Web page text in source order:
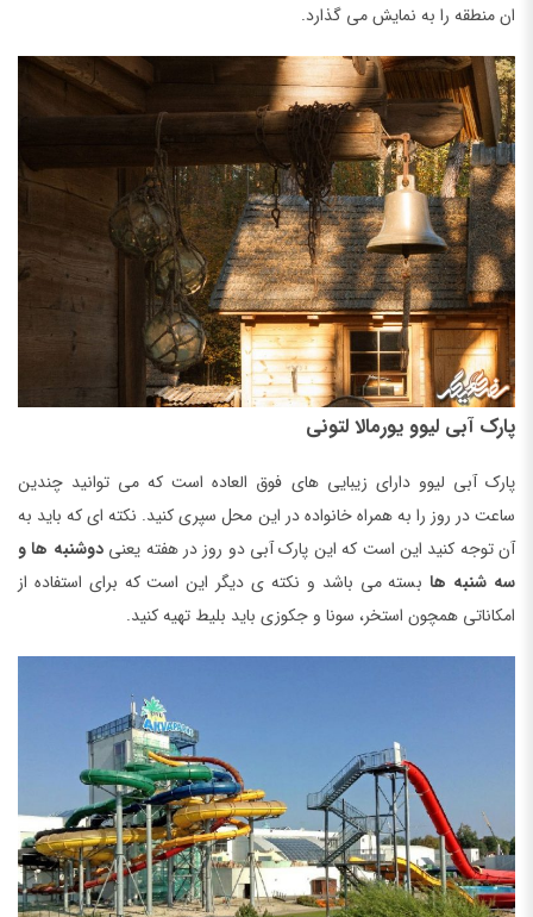
ان منطقه را به نمایش می گذارد.
پارک آبی لیوو یورمالا لتونی
پارک آبی لیوو دارای زیبایی های فوق العاده است که می توانید چندین
ساعت در روز را به همراه خانواده در این محل سپری کنید. نکته ای که باید به
آن توجه کنید این است که این پارک آبی دو روز در هفته یعنیدوشنبه ها و
سه شنبه ها بسته می باشد و نکته ی دیگر این است که برای استفاده از
امکاناتی همچون استخر، سونا و جکوزی باید بلیط تهیه کنید.